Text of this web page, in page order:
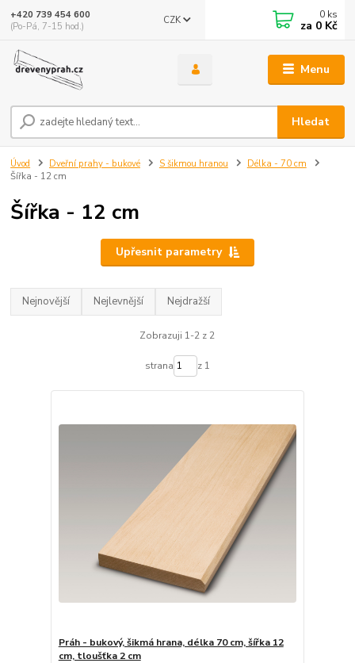
Menu
CZK
Hledat
+420 739 454 600
(Po-Pá, 7-15 hod.)
0 ks
za 0 Kč
Úvod Dveřní prahy - bukové S šikmou hranou
Délka - 70 cm
Šířka - 12 cm
Šířka - 12 cm
Upřesnit parametry
Nejnovější Nejlevnější Nejdražší
Zobrazuji 1-2 z 2
strana z 1
Práh - bukový, šikmá hrana, délka 70 cm, šířka 12
cm, tloušťka 2 cm